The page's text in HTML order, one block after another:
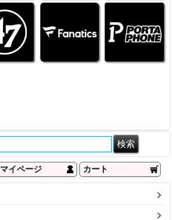
マイページ カート